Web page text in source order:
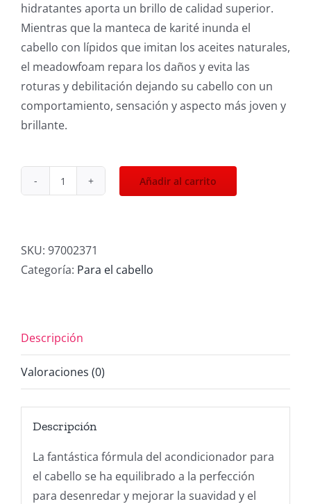
hidratantes aporta un brillo de calidad superior.
Mientras que la manteca de karité inunda el
cabello con lípidos que imitan los aceites naturales,
el meadowfoam repara los daños y evita las
roturas y debilitación dejando su cabello con un
comportamiento, sensación y aspecto más joven y
brillante.
ReNu
cantidad
Añadir al carrito
SKU: 97002371
Categoría: Para el cabello
Descripción
Valoraciones (0)
Descripción
La fantástica fórmula del acondicionador para
el cabello se ha equilibrado a la perfección
para desenredar y mejorar la suavidad y el